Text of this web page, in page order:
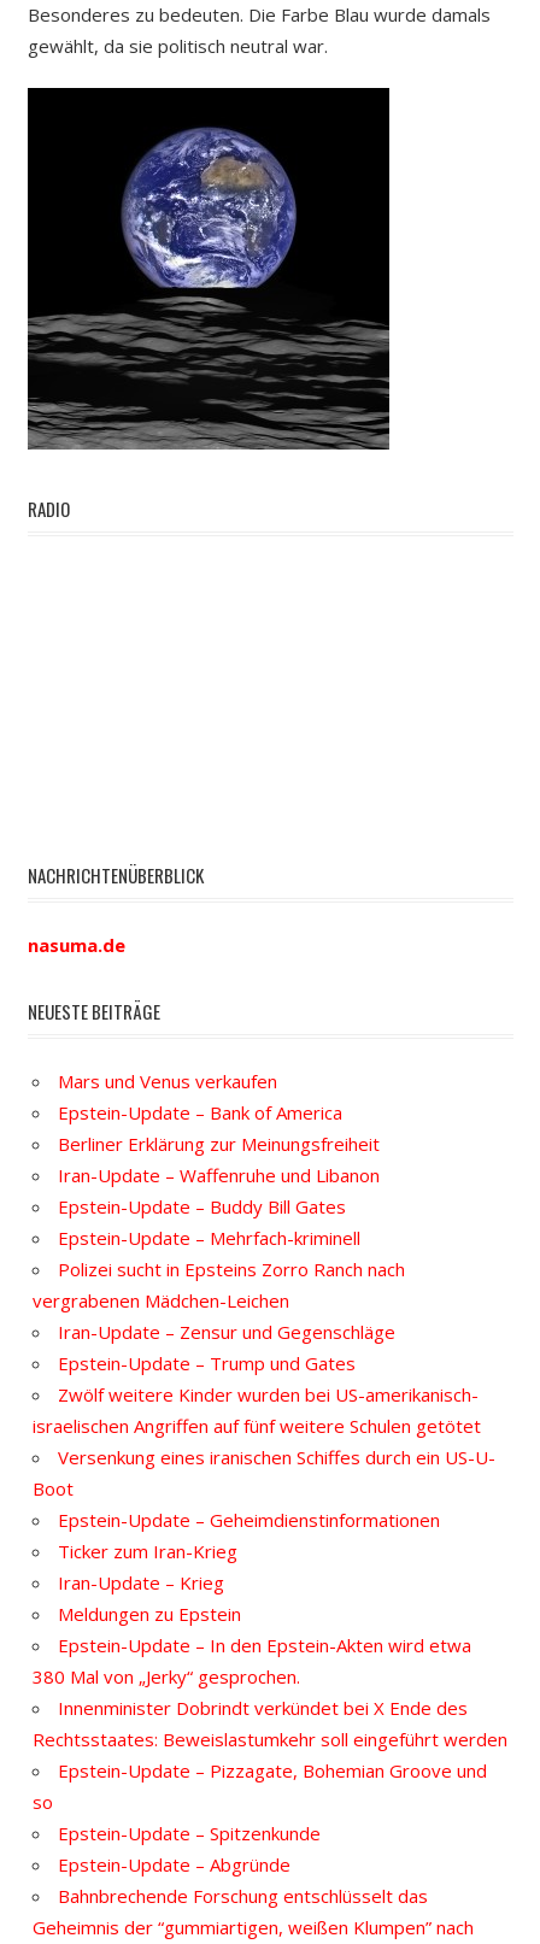
Besonderes zu bedeuten. Die Farbe Blau wurde damals
gewählt, da sie politisch neutral war.
RADIO
NACHRICHTENÜBERBLICK
nasuma.de
NEUESTE BEITRÄGE
Mars und Venus verkaufen
Epstein-Update – Bank of America
Berliner Erklärung zur Meinungsfreiheit
Iran-Update – Waffenruhe und Libanon
Epstein-Update – Buddy Bill Gates
Epstein-Update – Mehrfach-kriminell
Polizei sucht in Epsteins Zorro Ranch nach
vergrabenen Mädchen-Leichen
Iran-Update – Zensur und Gegenschläge
Epstein-Update – Trump und Gates
Zwölf weitere Kinder wurden bei US-amerikanisch-
israelischen Angriffen auf fünf weitere Schulen getötet
Versenkung eines iranischen Schiffes durch ein US-U-
Boot
Epstein-Update – Geheimdienstinformationen
Ticker zum Iran-Krieg
Iran-Update – Krieg
Meldungen zu Epstein
Epstein-Update – In den Epstein-Akten wird etwa
380 Mal von „Jerky“ gesprochen.
Innenminister Dobrindt verkündet bei X Ende des
Rechtsstaates: Beweislastumkehr soll eingeführt werden
Epstein-Update – Pizzagate, Bohemian Groove und
so
Epstein-Update – Spitzenkunde
Epstein-Update – Abgründe
Bahnbrechende Forschung entschlüsselt das
Geheimnis der “gummiartigen, weißen Klumpen” nach